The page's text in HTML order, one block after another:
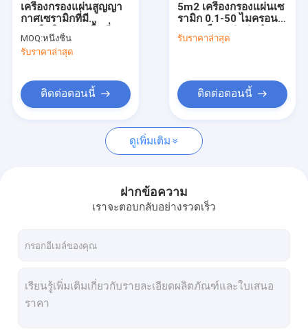
ติดต่อเรา
กรองสูญญากาศเซรามิก
ตัวกรองสูญญากาศดิสก์
แผ่นกรองสูญญากาศ
แผ่นกรองโรตารี่
แผ่นกรองเซรามิค
เครื่องกรองแผ่นสูญญา
กาศเซรามิกที่มี
ประสิทธิภาพสูงพื้นที่
การกรอง 45 M2
MOQ:หนึ่งชิ้น
รับราคาล่าสุด
ติดต่อตอนนี้
5m2 เครื่องกรองแผ่นเซ
รามิก 0.1-50 ไมครอน
ระบบถอนน้ํา
รับราคาล่าสุด
ติดต่อตอนนี้
ดูเพิ่มเติม
ฝากข้อความ
เราจะตอบกลับอย่างรวดเร็ว